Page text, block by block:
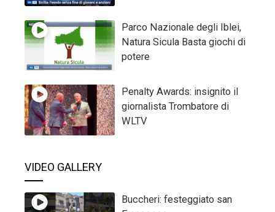
Parco Nazionale degli Iblei,
Natura Sicula Basta giochi di
potere
Penalty Awards: insignito il
giornalista Trombatore di
WLTV
VIDEO GALLERY
Buccheri: festeggiato san